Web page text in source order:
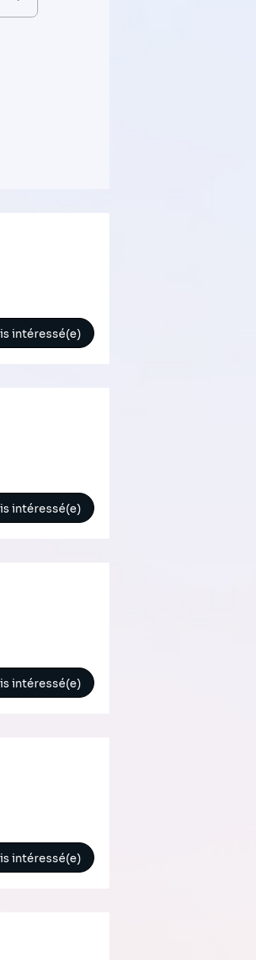
intéressé(e)
intéressé(e)
intéressé(e)
intéressé(e)